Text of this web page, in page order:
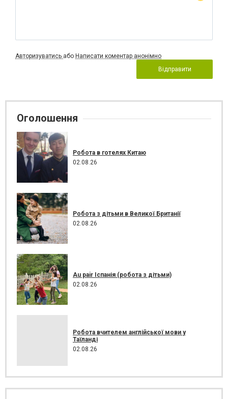
Авторизуватись або Написати коментар анонімно
Відправити
Оголошення
Робота в готелях Китаю
02.08.26
Робота з дітьми в Великої Британії
02.08.26
Au pair Іспанія (робота з дітьми)
02.08.26
Робота вчителем англійської мови у
Таїланді
02.08.26